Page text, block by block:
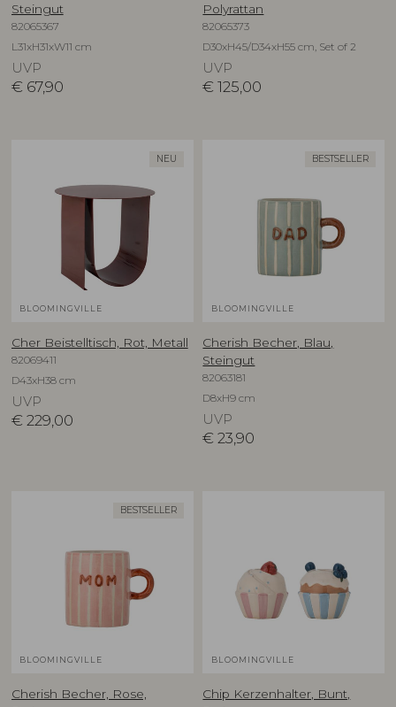
Steingut
82065367
L31xH31xW11 cm
UVP
€ 67,90
Polyrattan
82065373
D30xH45/D34xH55 cm, Set of 2
UVP
€ 125,00
NEU
BLOOMINGVILLE
Cher Beistelltisch, Rot, Metall
82069411
D43xH38 cm
UVP
€ 229,00
BESTSELLER
BLOOMINGVILLE
Cherish Becher, Blau,
Steingut
82063181
D8xH9 cm
UVP
€ 23,90
BESTSELLER
BLOOMINGVILLE
Cherish Becher, Rose,
BLOOMINGVILLE
Chip Kerzenhalter, Bunt,